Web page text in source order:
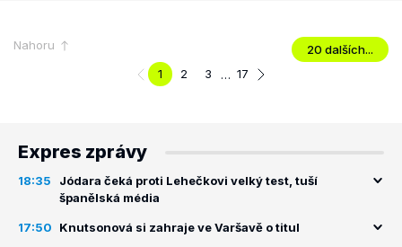
Nahoru
20 dalších...
1
2 3 … 17
Expres zprávy
18:35
Jódara čeká proti Lehečkovi velký test, tuší
španělská média
17:50 Knutsonová si zahraje ve Varšavě o titul